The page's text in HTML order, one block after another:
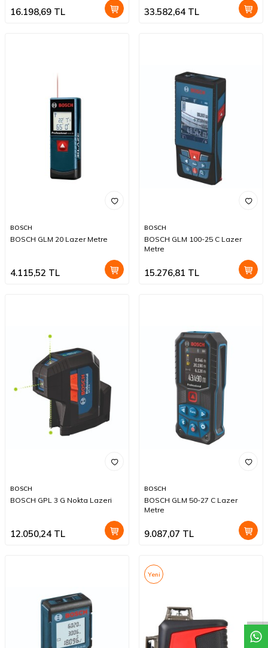
16.198,69 TL 33.582,64 TL
BOSCH
BOSCH GLM 20 Lazer Metre
4.115,52 TL
BOSCH
BOSCH GLM 100-25 C Lazer
Metre
15.276,81 TL
BOSCH
BOSCH GPL 3 G Nokta Lazeri
12.050,24 TL
BOSCH
BOSCH GLM 50-27 C Lazer
Metre
9.087,07 TL
Yeni